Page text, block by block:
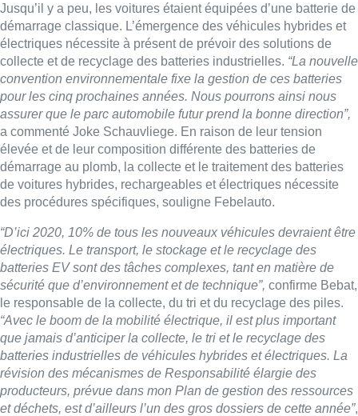
Jusqu’il y a peu, les voitures étaient équipées d’une batterie de
démarrage classique. L’émergence des véhicules hybrides et
électriques nécessite à présent de prévoir des solutions de
collecte et de recyclage des batteries industrielles. “La nouvelle
convention environnementale fixe la gestion de ces batteries
pour les cinq prochaines années. Nous pourrons ainsi nous
assurer que le parc automobile futur prend la bonne direction”,
a commenté Joke Schauvliege. En raison de leur tension
élevée et de leur composition différente des batteries de
démarrage au plomb, la collecte et le traitement des batteries
de voitures hybrides, rechargeables et électriques nécessite
des procédures spécifiques, souligne Febelauto.
“D’ici 2020, 10% de tous les nouveaux véhicules devraient être
électriques. Le transport, le stockage et le recyclage des
batteries EV sont des tâches complexes, tant en matière de
sécurité que d’environnement et de technique”, confirme Bebat,
le responsable de la collecte, du tri et du recyclage des piles.
“Avec le boom de la mobilité électrique, il est plus important
que jamais d’anticiper la collecte, le tri et le recyclage des
batteries industrielles de véhicules hybrides et électriques. La
révision des mécanismes de Responsabilité élargie des
producteurs, prévue dans mon Plan de gestion des ressources
et déchets, est d’ailleurs l’un des gros dossiers de cette année”,